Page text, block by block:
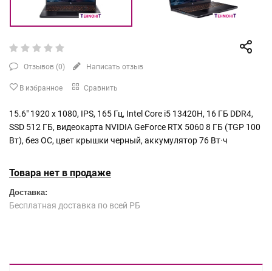
Отзывов (0) Написать отзыв
В избранное Сравнить
15.6" 1920 x 1080, IPS, 165 Гц, Intel Core i5 13420H, 16 ГБ DDR4,
SSD 512 ГБ, видеокарта NVIDIA GeForce RTX 5060 8 ГБ (TGP 100
Вт), без ОС, цвет крышки черный, аккумулятор 76 Вт·ч
Товара нет в продаже
Доставка:
Бесплатная доставка по всей РБ